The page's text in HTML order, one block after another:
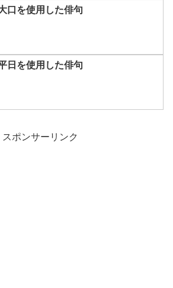
口を使用した俳句
日を使用した俳句
スポンサーリンク